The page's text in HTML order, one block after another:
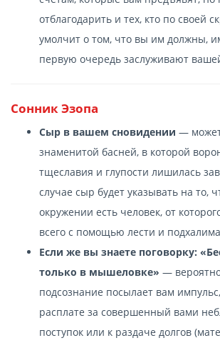
отблагодарить и тех, кто по своей
умолчит о том, что вы им должны,
первую очередь заслуживают
Сонник Эзопа
Сыр в вашем сновидении —
знаменитой басней, в которой
тщеславия и глупости лишилась
случае сыр будет указывать на то,
окружении есть человек, от
всего с помощью лести и
Если же вы знаете поговорку:
только в мышеловке» —
подсознание посылает вам
расплате за совершенный вами
поступок или к раздаче долгов